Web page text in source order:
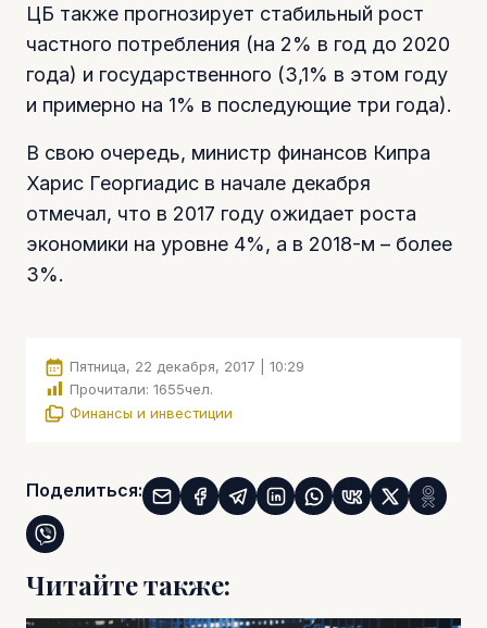
ЦБ также прогнозирует стабильный рост
частного потребления (на 2% в год до 2020
года) и государственного (3,1% в этом году
и примерно на 1% в последующие три года).
В свою очередь, министр финансов Кипра
Харис Георгиадис в начале декабря
отмечал, что в 2017 году ожидает роста
экономики на уровне 4%, а в 2018-м – более
3%.
Пятница, 22 декабря, 2017 | 10:29
Прочитали: 1655чел.
Финансы и инвестиции
Поделиться:
Читайте также: